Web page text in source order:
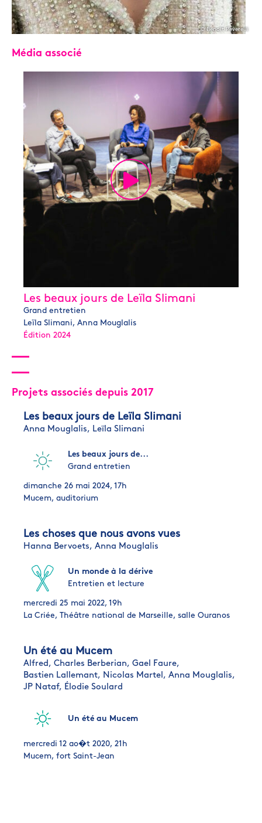
© Benoit Peverelli
Média associé
Les beaux jours de Leïla Slimani
Grand entretien
Leïla Slimani, Anna Mouglalis
Édition 2024
Projets associés depuis 2017
Les beaux jours de Leïla Slimani
Anna Mouglalis, Leïla Slimani
Les beaux jours de...
Grand entretien
dimanche 26 mai 2024, 17h
Mucem, auditorium
Les choses que nous avons vues
Hanna Bervoets, Anna Mouglalis
Un monde à la dérive
Entretien et lecture
mercredi 25 mai 2022, 19h
La Criée, Théâtre national de Marseille, salle Ouranos
Un été au Mucem
Alfred, Charles Berberian, Gael Faure,
Bastien Lallemant, Nicolas Martel, Anna Mouglalis,
JP Nataf, Élodie Soulard
Un été au Mucem
mercredi 12 ao�t 2020, 21h
Mucem, fort Saint-Jean